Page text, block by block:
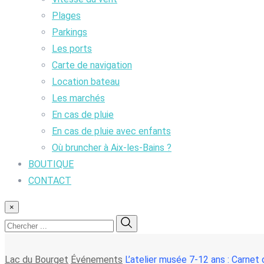
Plages
Parkings
Les ports
Carte de navigation
Location bateau
Les marchés
En cas de pluie
En cas de pluie avec enfants
Où bruncher à Aix-les-Bains ?
BOUTIQUE
CONTACT
×
Lac du Bourget Événements L’atelier musée 7-12 ans : Carnet